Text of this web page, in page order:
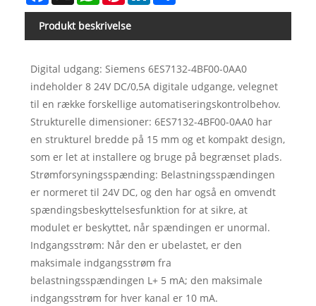
Produkt beskrivelse
Digital udgang: Siemens 6ES7132-4BF00-0AA0
indeholder 8 24V DC/0,5A digitale udgange, velegnet
til en række forskellige automatiseringskontrolbehov.
Strukturelle dimensioner: 6ES7132-4BF00-0AA0 har
en strukturel bredde på 15 mm og et kompakt design,
som er let at installere og bruge på begrænset plads.
Strømforsyningsspænding: Belastningsspændingen
er normeret til 24V DC, og den har også en omvendt
spændingsbeskyttelsesfunktion for at sikre, at
modulet er beskyttet, når spændingen er unormal.
Indgangsstrøm: Når den er ubelastet, er den
maksimale indgangsstrøm fra
belastningsspændingen L+ 5 mA; den maksimale
indgangsstrøm for hver kanal er 10 mA.